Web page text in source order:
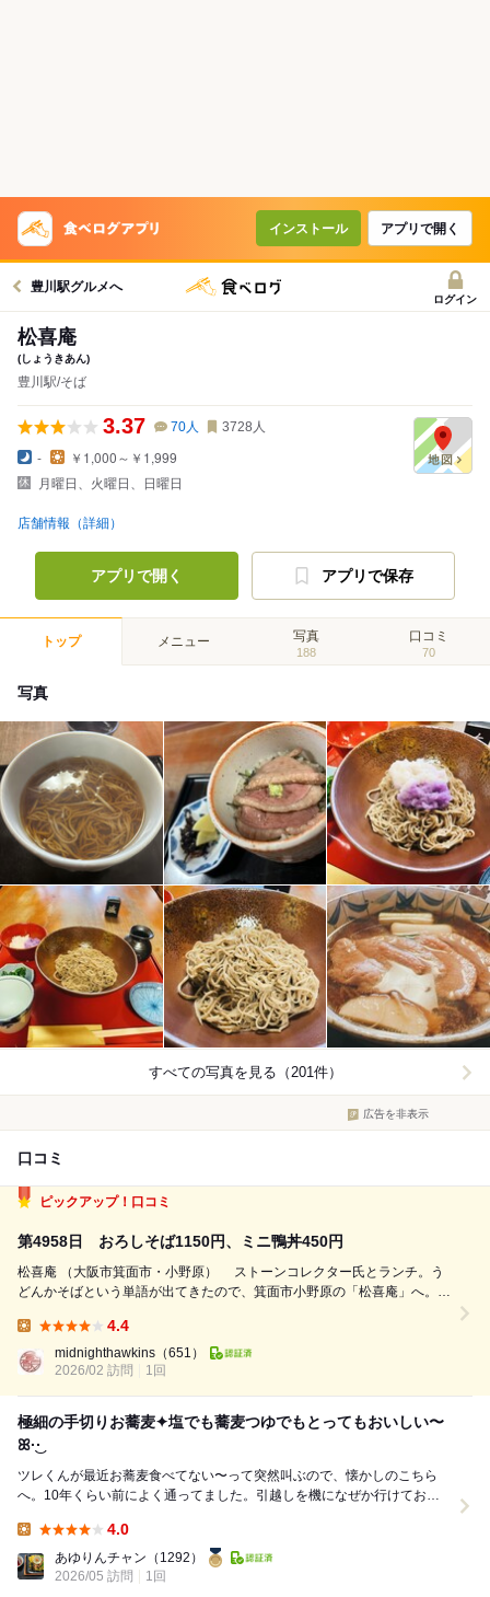
インストール アプリで開く
豊川駅グルメへ
ログイン
松喜庵
(しょうきあん)
豊川駅/そば
3.37 70人 3728 人
-
￥1,000～￥1,999
月曜日、火曜日、日曜日
店舗情報（詳細）
アプリで開く アプリで保存
トップ メニュー 写真
188
口コミ
70
写真
すべての写真を見る（201件）
広告を非表示
口コミ
ピックアップ！口コミ
第4958日 おろしそば1150円、ミニ鴨丼450円
松喜庵 （大阪市箕面市・小野原） ストーンコレクター氏とランチ。う
どんかそばという単語が出てきたので、箕面市小野原の「松喜庵」へ。さ
である。 店の入っているビルの右側から奥に入った裏手に駐車場が２
台分ある。店内は大き...
4.4
midnighthawkins （651）
2026/02 訪問
1回
極細の手切りお蕎麦︎✦︎塩でも蕎麦つゆでもとってもおいしい〜
ꕤ︎︎·͜·
ツレくんが最近お蕎麦食べてない〜って突然叫ぶので、懐かしのこちら
へ。10年くらい前によく通ってました。引越しを機になぜか行けておら
4.0
あゆりんチャン （1292）
2026/05 訪問
1回